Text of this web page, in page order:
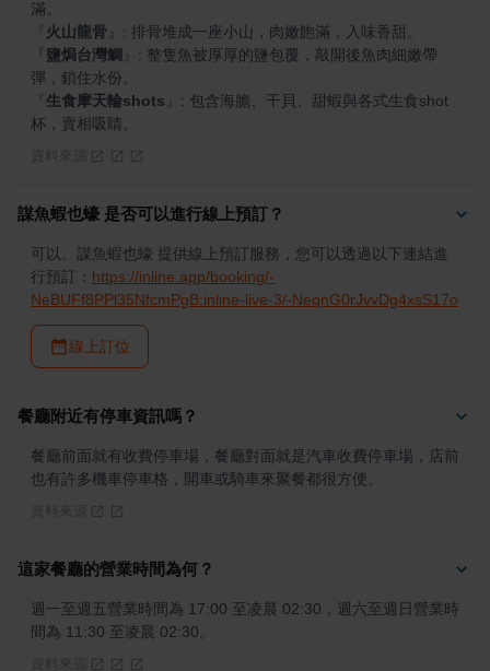
火山龍骨
鹽焗台灣鯛
: 整隻魚被厚厚的鹽包覆，敲開後魚肉細嫩帶
生食摩天輪shots
: 包含海膽、干貝、甜蝦與各式生食shot
杯，賣相吸睛。
謀魚蝦也蠔 是否可以進行線上預訂？
可以。謀魚蝦也蠔 提供線上預訂服務，您可以透過以下連結進
行預訂： https://inline.app/booking/-
NeBUFf8PPl35NfcmPgB:inline-live-3/-NeqnG0rJvvDg4xsS17o
線上訂位
餐廳附近有停車資訊嗎？
餐廳前面就有收費停車場，餐廳對面就是汽車收費停車場，店前
也有許多機車停車格，開車或騎車來聚餐都很方便。
這家餐廳的營業時間為何？
週一至週五營業時間為 17:00 至凌晨 02:30，週六至週日營業時
間為 11:30 至凌晨 02:30。